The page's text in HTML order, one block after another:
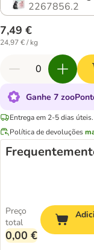
2267856.2
7,49 €
24,97 € / kg
Ganhe 7
Entrega em 2-5 dias úteis.
Política de devoluções
Preço
total
0,00 €